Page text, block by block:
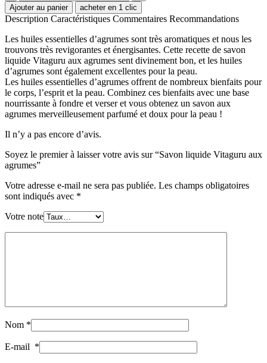
Ajouter au panier
acheter en 1 clic
Description Caractéristiques Commentaires Recommandations
Les huiles essentielles d’agrumes sont très aromatiques et nous les
trouvons très revigorantes et énergisantes. Cette recette de savon
liquide Vitaguru aux agrumes sent divinement bon, et les huiles
d’agrumes sont également excellentes pour la peau.
Les huiles essentielles d’agrumes offrent de nombreux bienfaits pour
le corps, l’esprit et la peau. Combinez ces bienfaits avec une base
nourrissante à fondre et verser et vous obtenez un savon aux
agrumes merveilleusement parfumé et doux pour la peau !
Il n’y a pas encore d’avis.
Soyez le premier à laisser votre avis sur “Savon liquide Vitaguru aux
agrumes”
Votre adresse e-mail ne sera pas publiée. Les champs obligatoires
sont indiqués avec *
Votre note
Nom *
E-mail *